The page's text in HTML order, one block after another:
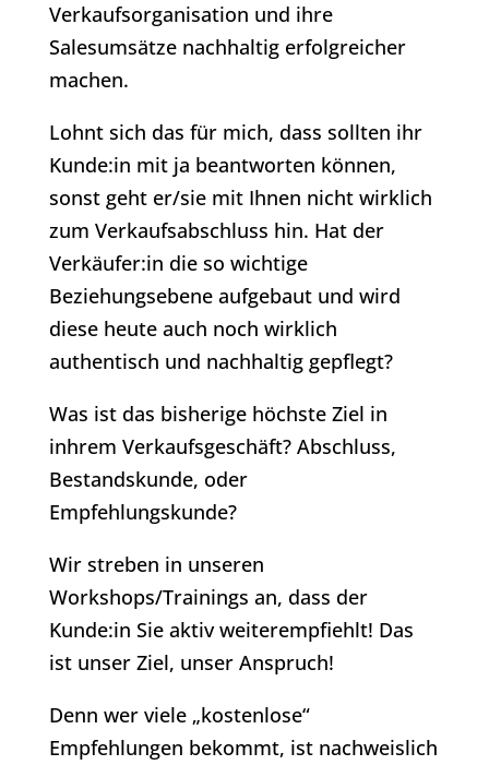
Verkaufsorganisation und ihre
Salesumsätze nachhaltig erfolgreicher
machen.
Lohnt sich das für mich, dass sollten ihr
Kunde:in mit ja beantworten können,
sonst geht er/sie mit Ihnen nicht wirklich
zum Verkaufsabschluss hin. Hat der
Verkäufer:in die so wichtige
Beziehungsebene aufgebaut und wird
diese heute auch noch wirklich
authentisch und nachhaltig gepflegt?
Was ist das bisherige höchste Ziel in
inhrem Verkaufsgeschäft? Abschluss,
Bestandskunde, oder
Empfehlungskunde?
Wir streben in unseren
Workshops/Trainings an, dass der
Kunde:in Sie aktiv weiterempfiehlt! Das
ist unser Ziel, unser Anspruch!
Denn wer viele „kostenlose“
Empfehlungen bekommt, ist nachweislich